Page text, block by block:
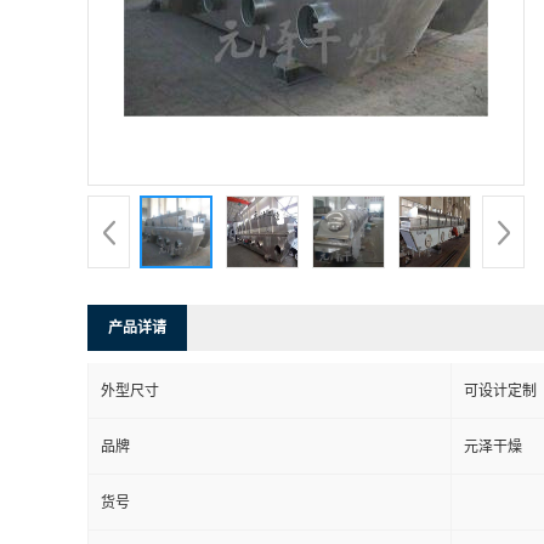
产品详请
外型尺寸 可设计定制
品牌 元泽干燥
货号